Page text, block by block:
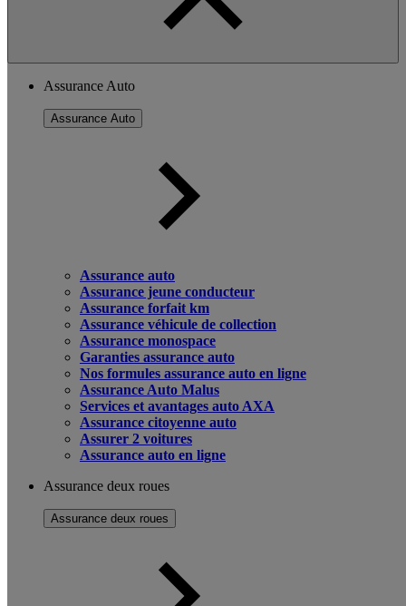
Assurance Auto
Assurance Auto
Assurance auto
Assurance jeune conducteur
Assurance forfait km
Assurance véhicule de collection
Assurance monospace
Garanties assurance auto
Nos formules assurance auto en ligne
Assurance Auto Malus
Services et avantages auto AXA
Assurance citoyenne auto
Assurer 2 voitures
Assurance auto en ligne
Assurance deux roues
Assurance deux roues